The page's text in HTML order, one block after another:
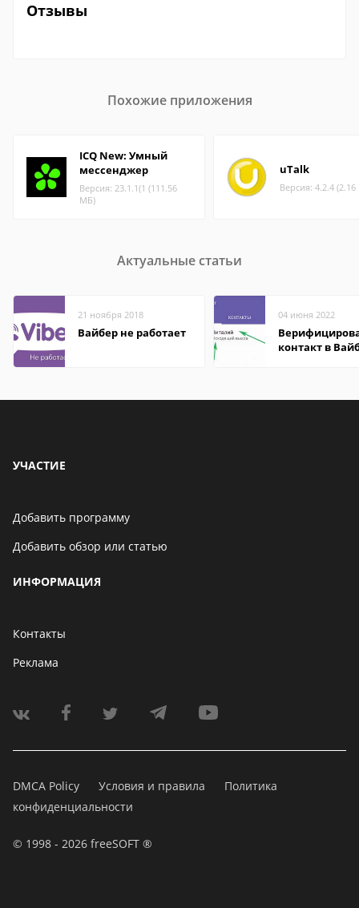
Отзывы
Похожие приложения
ICQ New: Умный
мессенджер
Версия: 23.1.1(1 (111.56
МБ)
uTalk
Версия: 4.2.4
Актуальные статьи
21 ноября 2018
Вайбер не работает
04 июня 2022
контакт в
УЧАСТИЕ
Добавить программу
Добавить обзор или статью
ИНФОРМАЦИЯ
Контакты
Реклама
DMCA Policy Условия и правила
Политика
конфиденциальности
© 1998 - 2026 freeSOFT ®